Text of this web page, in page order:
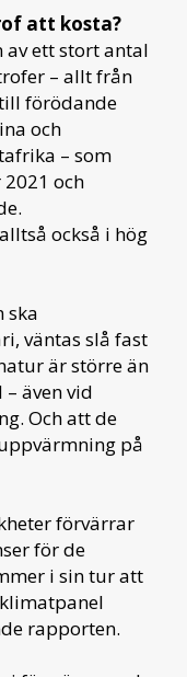
att kosta?
av ett stort antal
– allt från
förödande
och
– som
och
också i hög
ska
väntas slå fast
är större än
även vid
Och att de
på
förvärrar
för de
i sin tur att
rapporten.